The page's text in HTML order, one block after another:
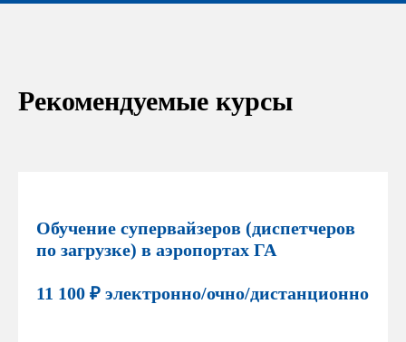
Рекомендуемые курсы
Обучение супервайзеров (диспетчеров
по загрузке) в аэропортах ГА
11 100 ₽ электронно/очно/дистанционно